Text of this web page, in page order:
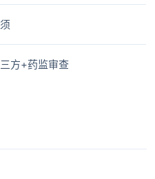
方+药监审查